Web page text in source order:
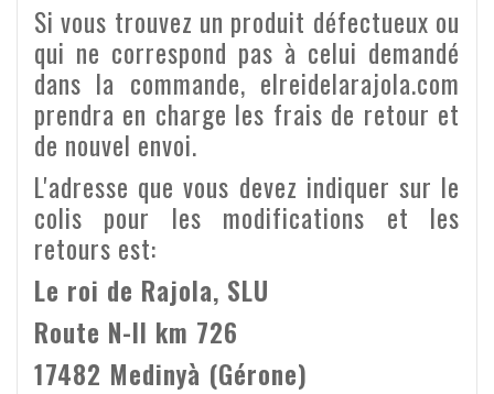
Si vous trouvez un produit défectueux ou
qui ne correspond pas à celui demandé
dans la commande, elreidelarajola.com
prendra en charge les frais de retour et
de nouvel envoi.
L'adresse que vous devez indiquer sur le
colis pour les modifications et les
retours est:
Le roi de Rajola, SLU
Route N-II km 726
17482 Medinyà (Gérone)